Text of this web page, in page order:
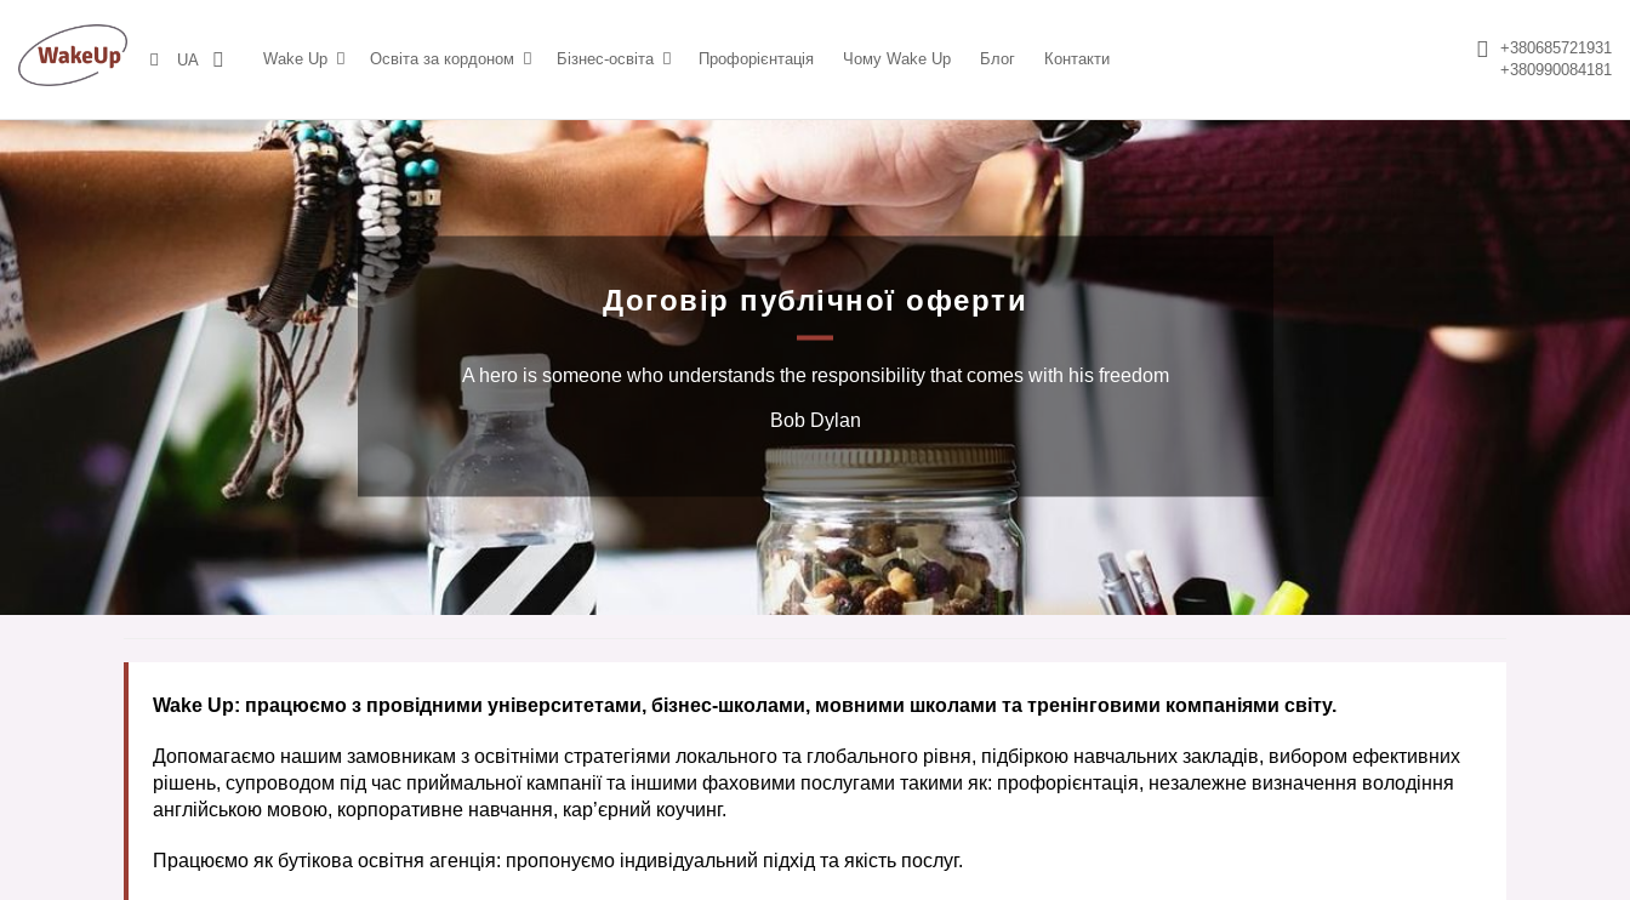
UA Wake Up Освіта за кордоном Бізнес-освіта Профорієнтація Чому Wake Up Блог Контакти
+380685721931
+380990084181
Договір публічної оферти
A hero is someone who understands the responsibility that comes with his freedom
Bob Dylan
Wake Up: працюємо з провідними університетами, бізнес-школами, мовними школами та тренінговими компаніями cвіту.
Допомагаємо нашим замовникам з освітніми стратегіями локального та глобального рівня, підбіркою навчальних закладів, вибором ефективних
рішень, супроводом під час приймальної кампанії та іншими фаховими послугами такими як: профорієнтація, незалежне визначення володіння
англійською мовою, корпоративне навчання, кар’єрний коучинг.
Працюємо як бутікова освітня агенція: пропонуємо індивідуальний підхід та якість послуг.